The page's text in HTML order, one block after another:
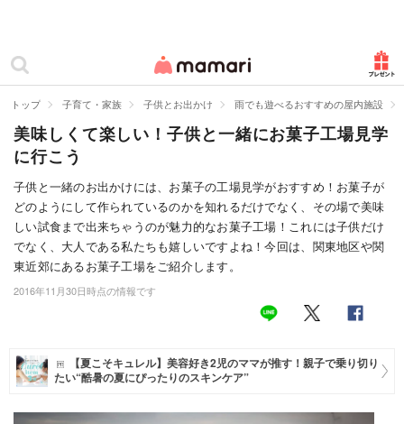
ママリ
カテゴリー一覧
妊娠
出産
赤ちゃん・育児
子育て・家族
病院
お仕事
トップ 子育て・家族 子供とお出かけ 雨でも遊べるおすすめの屋内施設
美味しくて楽しい！子供と一緒にお菓子工場見学
に行こう
子供と一緒のお出かけには、お菓子の工場見学がおすすめ！お菓子が
どのようにして作られているのかを知れるだけでなく、その場で美味
しい試食まで出来ちゃうのが魅力的なお菓子工場！これには子供だけ
でなく、大人である私たちも嬉しいですよね！今回は、関東地区や関
東近郊にあるお菓子工場をご紹介します。
2016年11月30日時点の情報です
【夏こそキュレル】美容好き2児のママが推す！親子で乗り切り
たい“酷暑の夏にぴったりのスキンケア”